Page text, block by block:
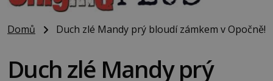
Domů Duch zlé Mandy prý bloudí zámkem v Opočně!
Duch zlé Mandy prý